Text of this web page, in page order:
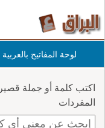
لوحة المفاتيح بالعربية
اكتب كلمة أو جملة
المفردات